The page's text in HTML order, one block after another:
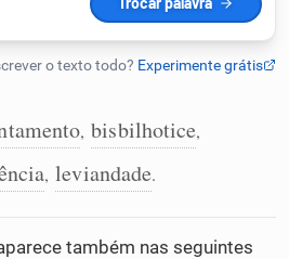
, bisbilhotice,
, leviandade.
também nas seguintes